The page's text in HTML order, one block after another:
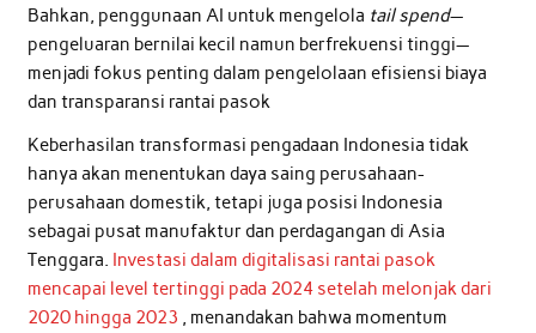
Bahkan, penggunaan AI untuk mengelola tail spend—
pengeluaran bernilai kecil namun berfrekuensi tinggi—
menjadi fokus penting dalam pengelolaan efisiensi biaya
dan transparansi rantai pasok
Keberhasilan transformasi pengadaan Indonesia tidak
hanya akan menentukan daya saing perusahaan-
perusahaan domestik, tetapi juga posisi Indonesia
sebagai pusat manufaktur dan perdagangan di Asia
Tenggara. Investasi dalam digitalisasi rantai pasok
mencapai level tertinggi pada 2024 setelah melonjak dari
2020 hingga 2023 , menandakan bahwa momentum